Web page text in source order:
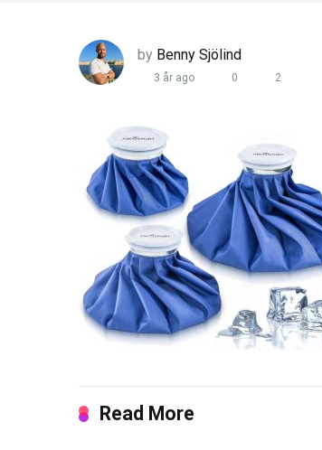
by Benny Sjölind
3 år ago 0 2
Read More